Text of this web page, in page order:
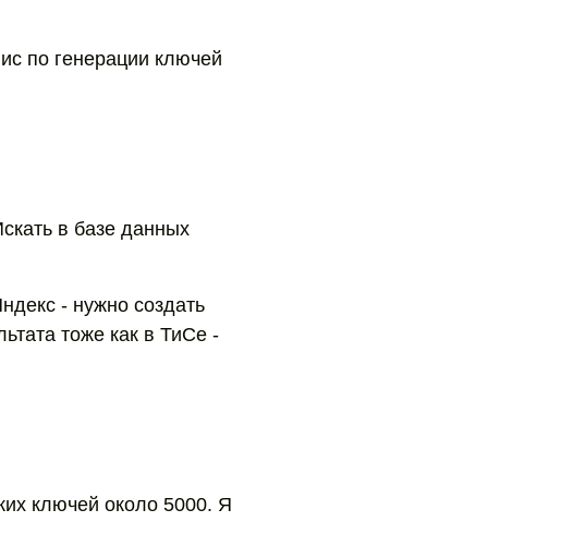
по генерации ключей
в базе данных
- нужно создать
тоже как в ТиСе -
ключей около 5000. Я